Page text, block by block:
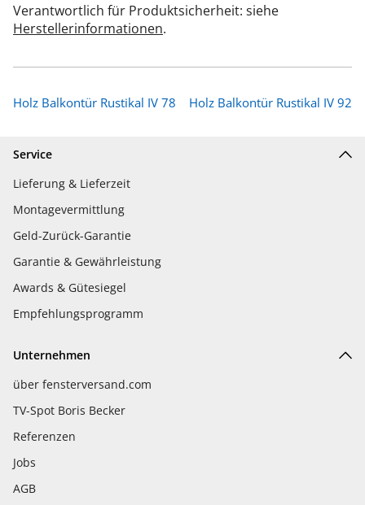
Verantwortlich für Produktsicherheit: siehe
Herstellerinformationen.
Holz Balkontür Rustikal IV 78 Holz Balkontür Rustikal IV 92
Service
Lieferung & Lieferzeit
Montagevermittlung
Geld-Zurück-Garantie
Garantie & Gewährleistung
Awards & Gütesiegel
Empfehlungsprogramm
Unternehmen
über fensterversand.com
TV-Spot Boris Becker
Referenzen
Jobs
AGB